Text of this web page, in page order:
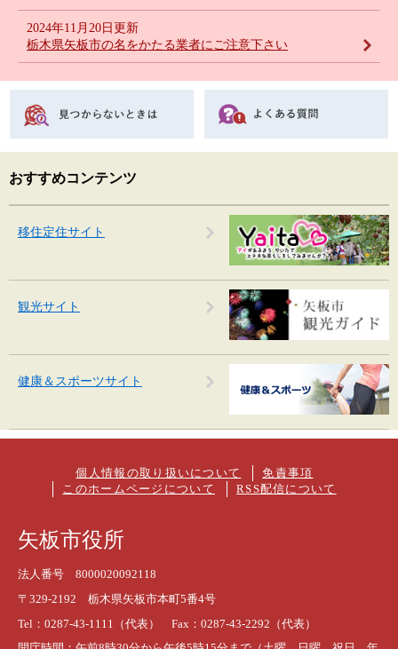
栃木県矢板市の名をかたる業者にご注意下さい
2024年11月20日更新
おすすめコンテンツ
移住定住サイト
観光サイト
健康＆スポーツサイト
個人情報の取り扱いについて
免責事項
このホームページについて
RSS配信について
矢板市役所
法人番号 8000020092118
〒329-2192 栃木県矢板市本町5番4号
Tel：0287-43-1111（代表） Fax：0287-43-2292（代表）